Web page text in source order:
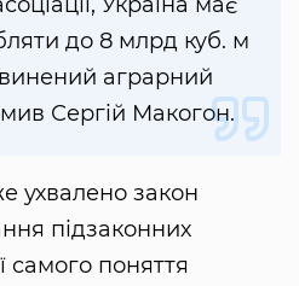
до 8 млрд куб. м
аграрний
Сергій Макогон.
ухвалено закон
підзаконних
самого поняття